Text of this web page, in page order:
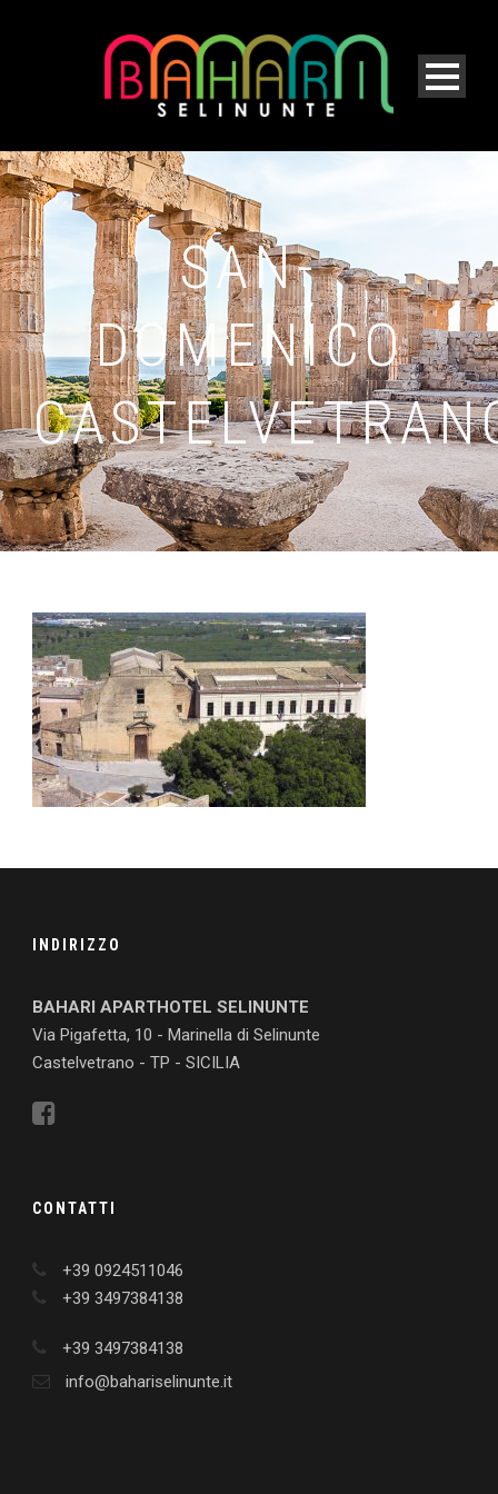
SAN-
DOMENICO
INDIRIZZO
BAHARI APARTHOTEL SELINUNTE
Via Pigafetta, 10 - Marinella di Selinunte
Castelvetrano - TP - SICILIA
CONTATTI
+39 0924511046
+39 3497384138
+39 3497384138
info@bahariselinunte.it